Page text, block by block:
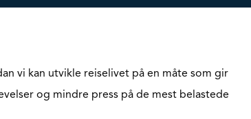
vi kan utvikle reiselivet på en måte som gir
og mindre press på de mest belastede